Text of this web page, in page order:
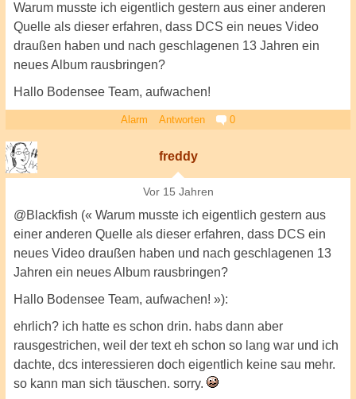
Warum musste ich eigentlich gestern aus einer anderen
Quelle als dieser erfahren, dass DCS ein neues Video
draußen haben und nach geschlagenen 13 Jahren ein
neues Album rausbringen?
Hallo Bodensee Team, aufwachen!
Alarm Antworten 0
freddy
Vor 15 Jahren
@Blackfish (« Warum musste ich eigentlich gestern aus
einer anderen Quelle als dieser erfahren, dass DCS ein
neues Video draußen haben und nach geschlagenen 13
Jahren ein neues Album rausbringen?
Hallo Bodensee Team, aufwachen! »):
ehrlich? ich hatte es schon drin. habs dann aber
rausgestrichen, weil der text eh schon so lang war und ich
dachte, dcs interessieren doch eigentlich keine sau mehr.
so kann man sich täuschen. sorry.